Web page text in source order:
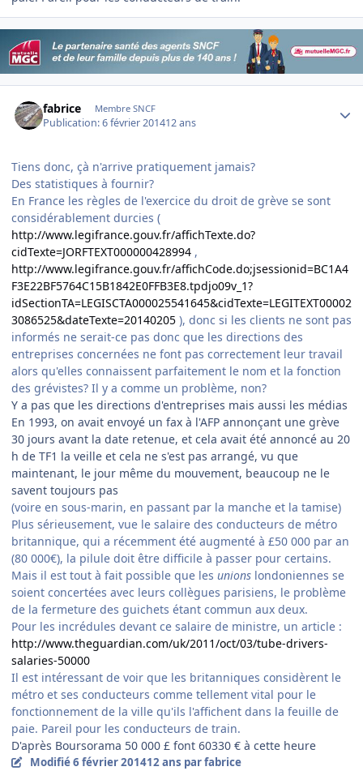
fabrice Membre SNCF
Publication:6 février 201412 ans
Tiens donc, çà n'arrive pratiquement jamais?
Des statistiques à fournir?
En France les règles de l'exercice du droit de grève se sont
considérablement durcies (
http://www.legifrance.gouv.fr/affichTexte.do?
cidTexte=JORFTEXT000000428994 ,
http://www.legifrance.gouv.fr/affichCode.do;jsessionid=BC1A4
F3E22BF5764C15B1842E0FFB3E8.tpdjo09v_1?
idSectionTA=LEGISCTA000025541645&cidTexte=LEGITEXT00002
3086525&dateTexte=20140205 ), donc si les clients ne sont pas
informés ne serait-ce pas donc que les directions des
entreprises concernées ne font pas correctement leur travail
alors qu'elles connaissent parfaitement le nom et la fonction
des grévistes? Il y a comme un problème, non?
Y a pas que les directions d'entreprises mais aussi les médias
En 1993, on avait envoyé un fax à l'AFP annonçant une grève
30 jours avant la date retenue, et cela avait été annoncé au 20
h de TF1 la veille et cela ne s'est pas arrangé, vu que
maintenant, le jour même du mouvement, beaucoup ne le
savent toujours pas
(voire en sous-marin, en passant par la manche et la tamise)
Plus sérieusement, vue le salaire des conducteurs de métro
britannique, qui a récemment été augmenté à £50 000 par an
(80 000€), la pilule doit être difficile à passer pour certains.
Mais il est tout à fait possible que les unions londoniennes se
soient concertées avec leurs collègues parisiens, le problème
de la fermeture des guichets étant commun aux deux.
Pour les incrédules devant ce salaire de ministre, un article :
http://www.theguardian.com/uk/2011/oct/03/tube-drivers-
salaries-50000
Il est intéressant de voir que les britanniques considèrent le
métro et ses conducteurs comme tellement vital pour le
fonctionnement de la ville qu'ils l'affichent dans la feuille de
paie. Pareil pour les conducteurs de train.
D'après Boursorama 50 000 £ font 60330 € à cette heure
Modifié6 février 201412 ans par fabrice